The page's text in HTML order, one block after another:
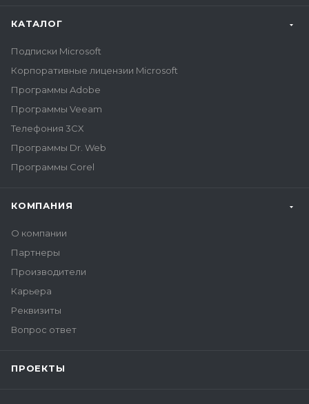
КАТАЛОГ
Подписки Microsoft
Корпоративные лицензии Microsoft
Программы Adobe
Программы Veeam
Телефония 3CX
Программы Dr. Web
Программы Corel
КОМПАНИЯ
О компании
Партнеры
Производители
Карьера
Реквизиты
Вопрос ответ
ПРОЕКТЫ